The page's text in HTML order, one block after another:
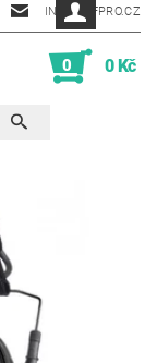
INFO@DFPRO.CZ
0 0 Kč